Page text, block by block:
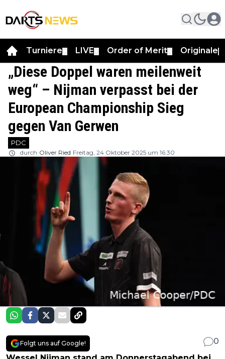
Turniere LIVE Order of Merit Originale
„Diese Doppel waren meilenweit
weg“ – Nijman verpasst bei der
European Championship Sieg
gegen Van Gerwen
PDC
durch Oliver Ried Freitag, 24 Oktober 2025 um 16:30
Folgt uns auf Google!
0